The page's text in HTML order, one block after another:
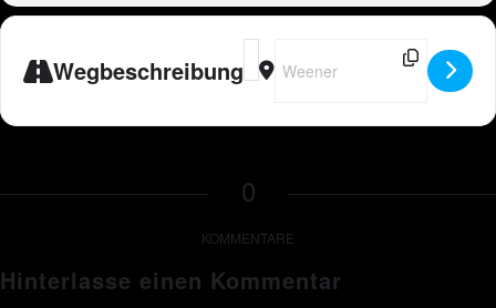
Wegbeschreibung
Address - Peter Wackel LIVE in
Destination Address - Peter
0
KOMMENTARE
Hinterlasse einen Kommentar